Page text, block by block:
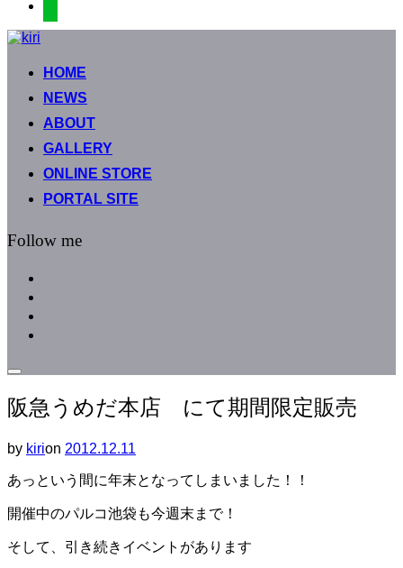
コ
HOME
NEWS
ABOUT
GALLERY
ONLINE STORE
PORTAL SITE
Follow me
サ
イ
ド
ー
と
ナ
ビ
ゲ
ー
シ
ョ
阪急うめだ本店 にて期間限定販売
by kirion 投
日:
2012.12.11
あっという間に年末となってしまいました！！
開催中のパルコ池袋も今週末まで！
そして、引き続きイベントがあります